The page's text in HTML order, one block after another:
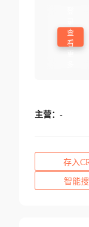
查
看
主营： -
存入
智能